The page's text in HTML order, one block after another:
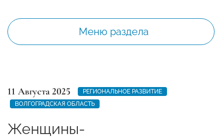
Меню раздела
11 Августа 2025
РЕГИОНАЛЬНОЕ РАЗВИТИЕ
ВОЛГОГРАДСКАЯ ОБЛАСТЬ
Женщины-